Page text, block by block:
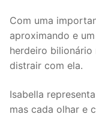
Com uma
aproximando e
herdeiro
distrair com ela.
Isabella
mas cada olhar e